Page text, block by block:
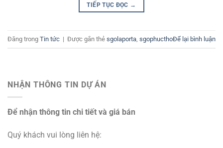
TIẾP TỤC ĐỌC →
Đăng trong Tin tức | Được gắn thẻ sgolaporta sgophucthoĐể lại bình luận
NHẬN THÔNG TIN DỰ ÁN
Để nhận thông tin chi tiết và giá bán
Quý khách vui lòng liên hệ: